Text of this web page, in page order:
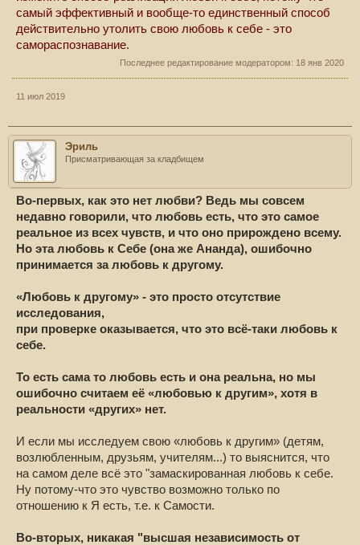
самый эффективный и вообще-то единственный способ
действительно утолить свою любовь к себе - это
самораспознавание.
Последнее редактирование модератором: 18 янв 2020
11 июл 2019
Эриль
Присматривающая за кладбищем
Во-первых, как это нет любви? Ведь мы совсем
недавно говорили, что любовь есть, что это самое
реальное из всех чувств, и что оно прирождено всему.
Но эта любовь к Себе (она же Ананда), ошибочно
принимается за любовь к другому.
«Любовь к другому» - это просто отсутствие
исследования,
при проверке оказывается, что это всё-таки любовь к
себе.
То есть сама то любовь есть и она реальна, но мы
ошибочно считаем её «любовью к другим», хотя в
реальности «других» нет.
И если мы исследуем свою «любовь к другим» (детям,
возлюбленным, друзьям, учителям...) то выяснится, что
на самом деле всё это "замаскированная любовь к себе.
Ну потому-что это чувство возможно только по
отношению к Я есть, т.е. к Самости.
Во-вторых, никакая "высшая независимость от